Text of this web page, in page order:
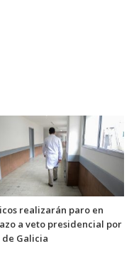
realizarán paro en
a veto presidencial por
de Galicia